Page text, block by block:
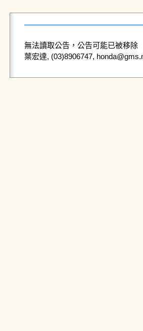
無法讀取公告，公告可能已被移除
葉宏達, (03)8906747,